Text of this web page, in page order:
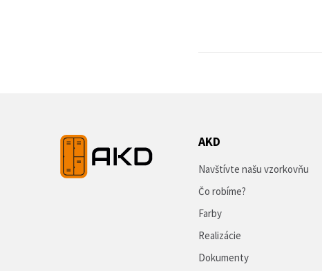
AKD
Navštívte našu vzorkovňu
Čo robíme?
Farby
Realizácie
Dokumenty